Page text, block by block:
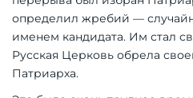
определил жребий —
именем кандидата. Им стал
Русская Церковь обрела
Патриарха.